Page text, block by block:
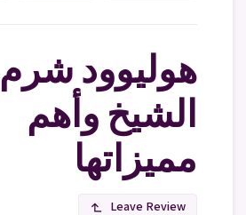
هوليوود شرم
الشيخ وأهم
مميزاتها
Leave Review
subdirectory_arrow_left